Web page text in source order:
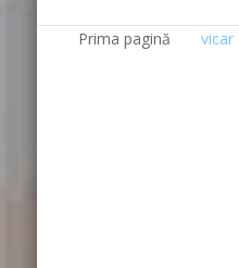
Prima pagină vicar